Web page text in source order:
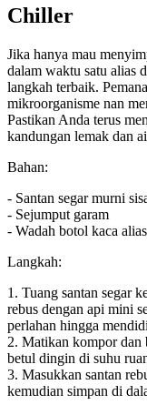
Chiller
Jika hanya mau
dalam waktu satu alias
langkah terbaik.
mikroorganisme nan
Pastikan Anda terus
kandungan lemak dan
Bahan:
- Santan segar murni
- Sejumput garam
- Wadah botol kaca
Langkah:
1. Tuang santan segar
rebus dengan api mini
perlahan hingga
2. Matikan kompor dan
betul dingin di suhu
3. Masukkan santan
kemudian simpan di